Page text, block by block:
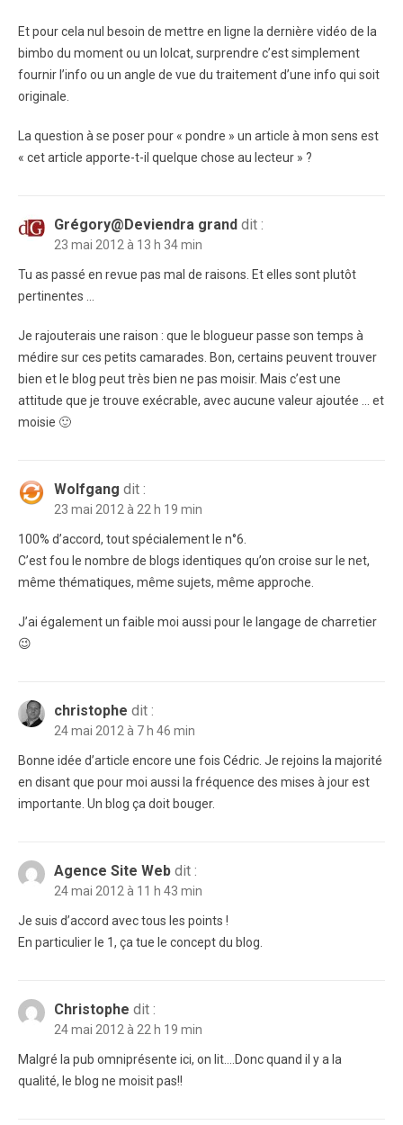
Et pour cela nul besoin de mettre en ligne la dernière vidéo de la
bimbo du moment ou un lolcat, surprendre c’est simplement
fournir l’info ou un angle de vue du traitement d’une info qui soit
originale.
La question à se poser pour « pondre » un article à mon sens est
« cet article apporte-t-il quelque chose au lecteur » ?
Grégory@Deviendra grand dit :
23 mai 2012 à 13 h 34 min
Tu as passé en revue pas mal de raisons. Et elles sont plutôt
pertinentes …
Je rajouterais une raison : que le blogueur passe son temps à
médire sur ces petits camarades. Bon, certains peuvent trouver
bien et le blog peut très bien ne pas moisir. Mais c’est une
attitude que je trouve exécrable, avec aucune valeur ajoutée … et
moisie 🙂
Wolfgang dit :
23 mai 2012 à 22 h 19 min
100% d’accord, tout spécialement le n°6.
C’est fou le nombre de blogs identiques qu’on croise sur le net,
même thématiques, même sujets, même approche.
J’ai également un faible moi aussi pour le langage de charretier
😉
christophe dit :
24 mai 2012 à 7 h 46 min
Bonne idée d’article encore une fois Cédric. Je rejoins la majorité
en disant que pour moi aussi la fréquence des mises à jour est
importante. Un blog ça doit bouger.
Agence Site Web dit :
24 mai 2012 à 11 h 43 min
Je suis d’accord avec tous les points !
En particulier le 1, ça tue le concept du blog.
Christophe dit :
24 mai 2012 à 22 h 19 min
Malgré la pub omniprésente ici, on lit….Donc quand il y a la
qualité, le blog ne moisit pas!!